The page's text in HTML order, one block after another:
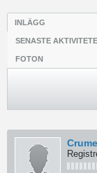
INLÄGG
SENASTE
FOTON